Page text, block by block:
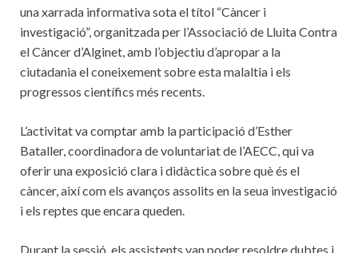
una xarrada informativa sota el títol “Càncer i
investigació”, organitzada per l’Associació de Lluita Contra
el Càncer d’Alginet, amb l’objectiu d’apropar a la
ciutadania el coneixement sobre esta malaltia i els
progressos científics més recents.
L’activitat va comptar amb la participació d’Esther
Bataller, coordinadora de voluntariat de l’AECC, qui va
oferir una exposició clara i didàctica sobre què és el
càncer, així com els avanços assolits en la seua investigació
i els reptes que encara queden.
Durant la sessió, els assistents van poder resoldre dubtes i